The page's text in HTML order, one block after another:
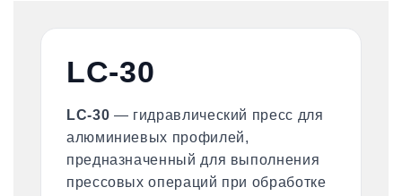
LC-30
LC-30 — гидравлический пресс для
алюминиевых профилей,
предназначенный для выполнения
прессовых операций при обработке